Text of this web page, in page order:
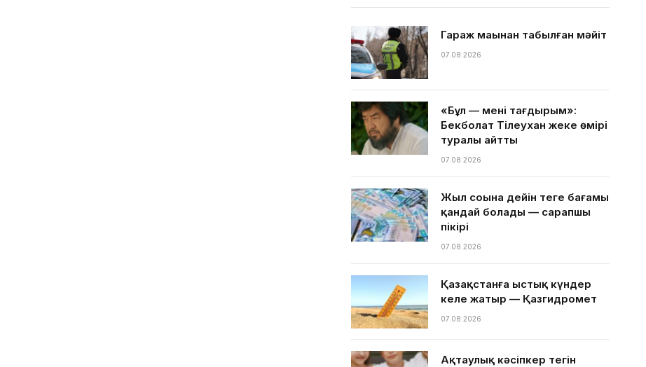
Гараж маңынан табылған мәйіт
07.08.2026
«Бұл — менің тағдырым»:
Бекболат Тілеухан жеке өмірі
туралы айтты
07.08.2026
Жыл соңына дейін теңге бағамы
қандай болады — сарапшы
пікірі
07.08.2026
Қазақстанға ыстық күндер
келе жатыр — Қазгидромет
07.08.2026
Ақтаулық кәсіпкер тегін